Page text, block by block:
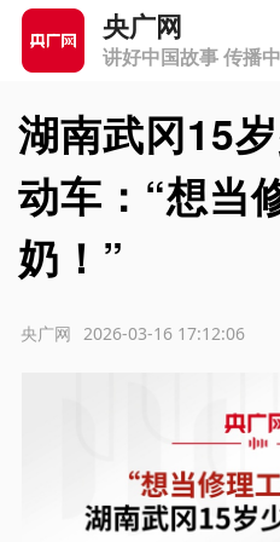
央广网
讲好中国故事 传播
湖南武冈15
动车：“想当
奶！”
2026-03-16 17:12:06
央广网